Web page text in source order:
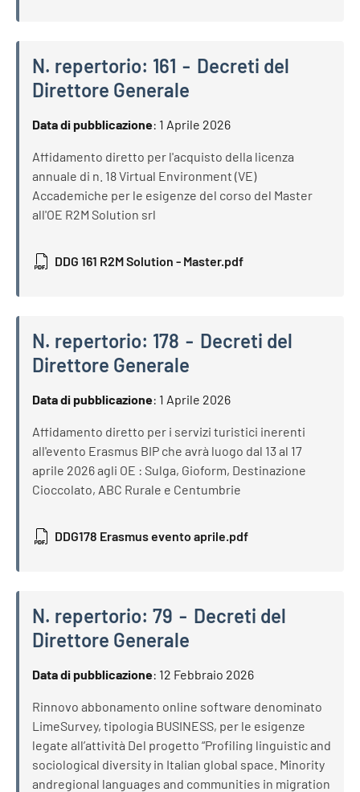
N. repertorio: 161
Decreti del
Direttore Generale
N. repertorio: Decreti del Direttore Generale
Data di pubblicazione: 1 Aprile 2026
Affidamento diretto per l'acquisto della licenza
annuale di n. 18 Virtual Environment (VE)
Accademiche per le esigenze del corso del Master
all'OE R2M Solution srl
DDG 161 R2M Solution - Master.pdf
N. repertorio: 178
Decreti del
Direttore Generale
N. repertorio: 178 Decreti del Direttore Generale
Data di pubblicazione: 1 Aprile 2026
Affidamento diretto per i servizi turistici inerenti
all'evento Erasmus BIP che avrà luogo dal 13 al 17
aprile 2026 agli OE : Sulga, Gioform, Destinazione
Cioccolato, ABC Rurale e Centumbrie
DDG178 Erasmus evento aprile.pdf
N. repertorio: 79
Decreti del
Direttore Generale
Data di pubblicazione: 12 Febbraio 2026
Rinnovo abbonamento online software denominato
LimeSurvey, tipologia BUSINESS, per le esigenze
legate all’attività Del progetto “Profiling linguistic and
sociological diversity in Italian global space. Minority
andregional languages and communities in migration